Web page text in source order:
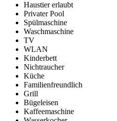
Haustier erlaubt
Privater Pool
Spülmaschine
Waschmaschine
TV
WLAN
Kinderbett
Nichtraucher
Küche
Familienfreundlich
Grill
Bügeleisen
Kaffeemaschine